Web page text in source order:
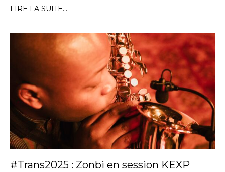
LIRE LA SUITE...
#Trans2025 : Zonbi en session KEXP